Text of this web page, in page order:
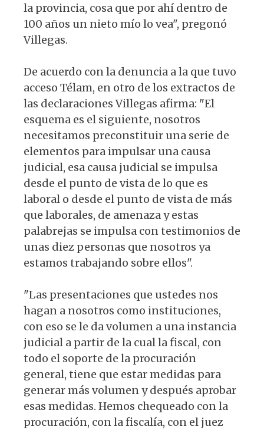
la provincia, cosa que por ahí dentro de
100 años un nieto mío lo vea", pregonó
Villegas.
De acuerdo con la denuncia a la que tuvo
acceso Télam, en otro de los extractos de
las declaraciones Villegas afirma: "El
esquema es el siguiente, nosotros
necesitamos preconstituir una serie de
elementos para impulsar una causa
judicial, esa causa judicial se impulsa
desde el punto de vista de lo que es
laboral o desde el punto de vista de más
que laborales, de amenaza y estas
palabrejas se impulsa con testimonios de
unas diez personas que nosotros ya
estamos trabajando sobre ellos".
"Las presentaciones que ustedes nos
hagan a nosotros como instituciones,
con eso se le da volumen a una instancia
judicial a partir de la cual la fiscal, con
todo el soporte de la procuración
general, tiene que estar medidas para
generar más volumen y después aprobar
esas medidas. Hemos chequeado con la
procuración, con la fiscalía, con el juez